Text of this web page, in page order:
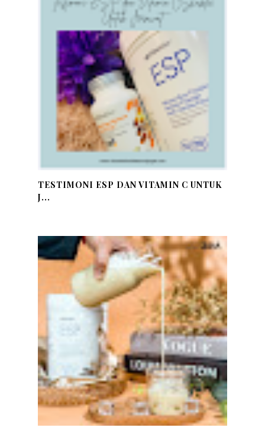
TESTIMONI ESP DAN VITAMIN C UNTUK
J...